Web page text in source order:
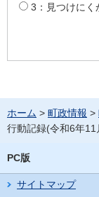
3：見つけにく
ホーム > 町政情報 >
行動記録(令和6年11
PC版
サイトマップ